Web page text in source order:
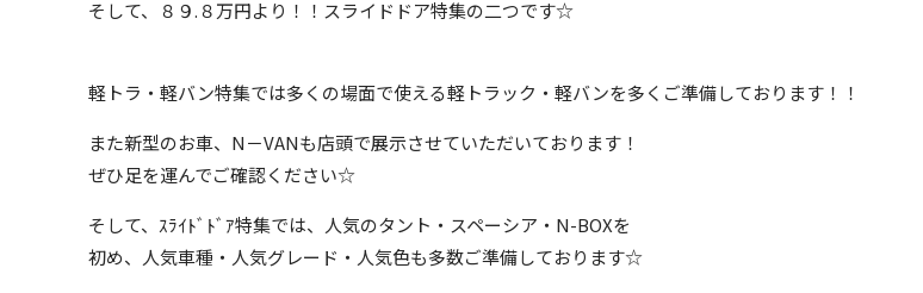
そして、８９.８万円より！！スライドドア特集の二つです☆
軽トラ・軽バン特集では多くの場面で使える軽トラック・軽バンを多くご準備しております！！
また新型のお車、N－VANも店頭で展示させていただいております！
ぜひ足を運んでご確認ください☆
そして、ｽﾗｲﾄﾞﾄﾞｱ特集では、人気のタント・スペーシア・N-BOXを
初め、人気車種・人気グレード・人気色も多数ご準備しております☆